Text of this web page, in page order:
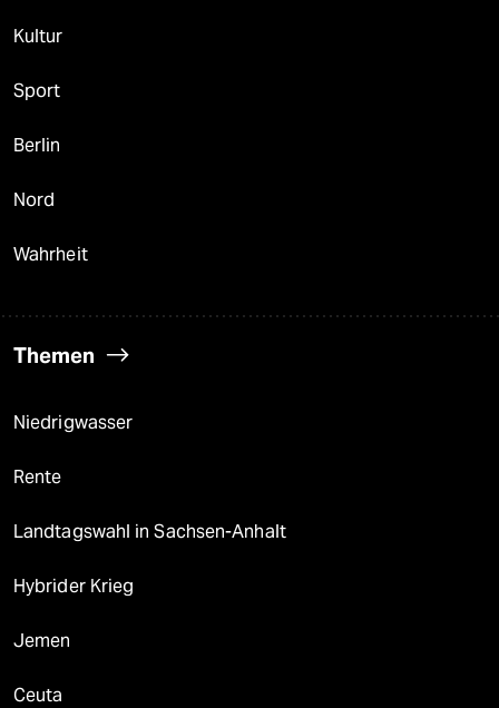
Kultur
Sport
Berlin
Nord
Wahrheit
Themen
Niedrigwasser
Rente
Landtagswahl in Sachsen-Anhalt
Hybrider Krieg
Jemen
Ceuta